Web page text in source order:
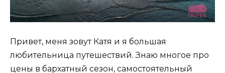
Привет, меня зовут Катя и я большая
любительница путешествий. Знаю многое про
цены в бархатный сезон, самостоятельный